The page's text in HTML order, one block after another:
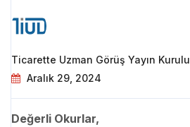
Ticarette Uzman Görüş Yayın Kurulu
Aralık 29, 2024
Değerli Okurlar,